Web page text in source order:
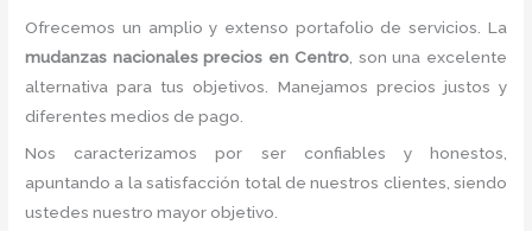
Ofrecemos un amplio y extenso portafolio de servicios. La
mudanzas nacionales precios en Centro, son una excelente
alternativa para tus objetivos. Manejamos precios justos y
diferentes medios de pago.
Nos caracterizamos por ser confiables y honestos,
apuntando a la satisfacción total de nuestros clientes, siendo
ustedes nuestro mayor objetivo.